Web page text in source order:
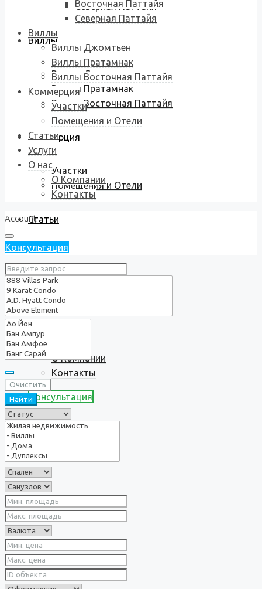
Северная Паттайя
Виллы
Виллы Джомтьен
Виллы Пратамнак
Виллы Восточная Паттайя
Коммерция
Участки
Помещения и Отели
Статьи
Услуги
О нас
О Компании
Контакты
Консультация
Восточная Паттайя
Северная Паттайя
Виллы
Виллы Джомтьен
Виллы Пратамнак
Виллы Восточная Паттайя
Коммерция
Участки
Помещения и Отели
Статьи
Услуги
О нас
О Компании
Контакты
Account
Консультация
Очистить
Найти